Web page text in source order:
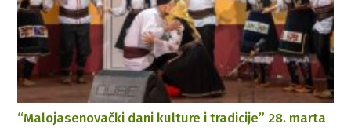
“Malojasenovački dani kulture i tradicije” 28. marta